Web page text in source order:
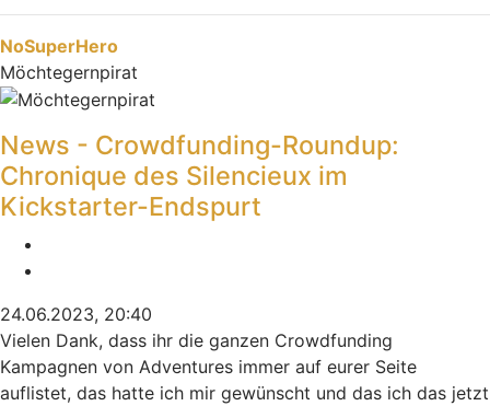
NoSuperHero
Möchtegernpirat
News - Crowdfunding-Roundup:
Chronique des Silencieux im
Kickstarter-Endspurt
24.06.2023, 20:40
Vielen Dank, dass ihr die ganzen Crowdfunding
Kampagnen von Adventures immer auf eurer Seite
auflistet, das hatte ich mir gewünscht und das ich das jetzt